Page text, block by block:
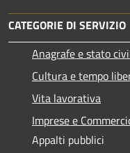
CATEGORIE DI SERVIZIO
Anagrafe e stato
Cultura e tempo
Vita lavorativa
Imprese e
Appalti pubblici